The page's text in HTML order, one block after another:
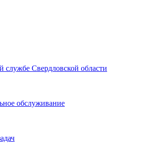
Свердловской области
обслуживание